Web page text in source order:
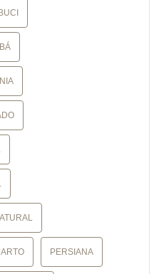
PERSIANA